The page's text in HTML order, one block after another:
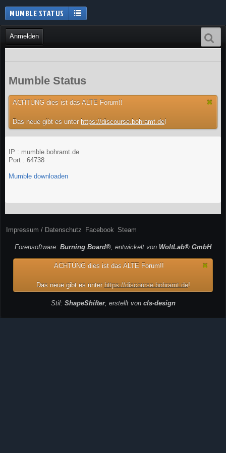
Anmelden
MUMBLE STATUS
Mumble Status
ACHTUNG dies ist das ALTE Forum!!
Das neue gibt es unter https://discourse.bohramt.de!
IP : mumble.bohramt.de
Port : 64738
Mumble downloaden
Impressum / Datenschutz Facebook Steam
Forensoftware: Burning Board®, entwickelt von WoltLab® GmbH
ACHTUNG dies ist das ALTE Forum!!
Das neue gibt es unter https://discourse.bohramt.de!
Stil: ShapeShifter, erstellt von cls-design